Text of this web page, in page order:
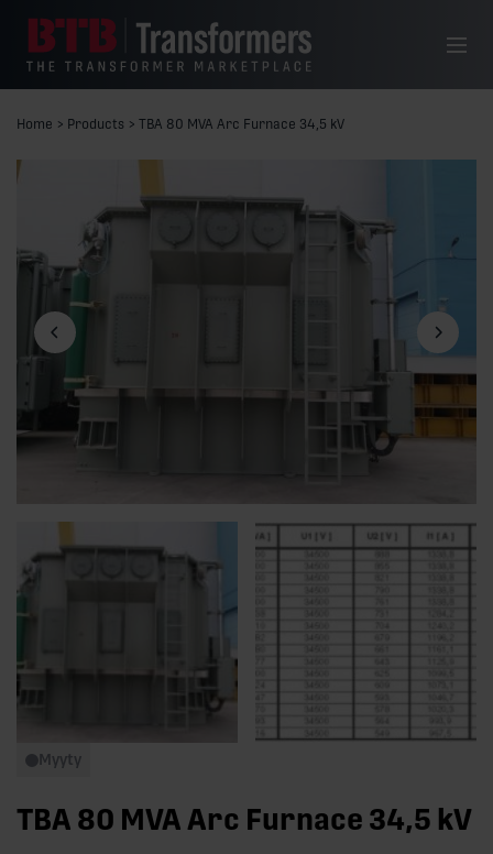
Valikko
Home > Products > TBA 80 MVA Arc Furnace 34,5 kV
Edellinen dia
Myyty
TBA 80 MVA Arc Furnace 34,5 kV